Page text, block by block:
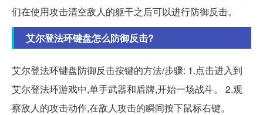
们在使用攻击清空敌人的躯干之后可以进行防御反击。
艾尔登法环键盘怎么防御反击?
艾尔登法环键盘防御反击按键的方法/步骤: 1.点击进入到
艾尔登法环游戏中,单手武器和盾牌,开始一场战斗。 2.观
察敌人的攻击动作,在敌人攻击的瞬间按下鼠标右键。